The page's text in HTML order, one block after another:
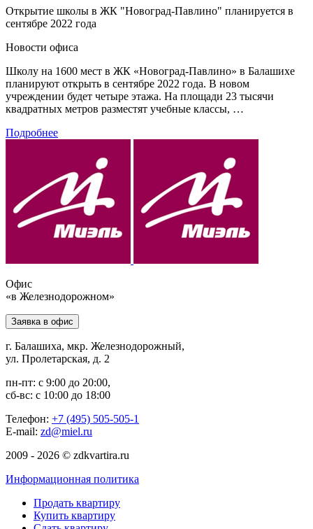
Открытие школы в ЖК "Новоград-Павлино" планируется в
сентябре 2022 года
Новости офиса
Школу на 1600 мест в ЖК «Новоград-Павлино» в Балашихе
планируют открыть в сентябре 2022 года. В новом
учреждении будет четыре этажа. На площади 23 тысячи
квадратных метров разместят учебные классы, …
Подробнее
Офис
«в Железнодорожном»
Заявка в офис
г. Балашиха, мкр. Железнодорожный,
ул. Пролетарская, д. 2
пн-пт: с 9:00 до 20:00,
сб-вс: с 10:00 до 18:00
Телефон: +7 (495) 505-505-1
E-mail: zd@miel.ru
2009 - 2026 © zdkvartira.ru
Информационная политика
Продать квартиру
Купить квартиру